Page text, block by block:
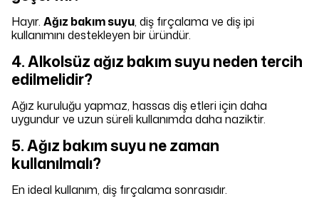
Hayır. Ağız bakım suyu, diş fırçalama ve diş ipi
kullanımını destekleyen bir üründür.
4. Alkolsüz ağız bakım suyu neden tercih
edilmelidir?
Ağız kuruluğu yapmaz, hassas diş etleri için daha
uygundur ve uzun süreli kullanımda daha naziktir.
5. Ağız bakım suyu ne zaman
kullanılmalı?
En ideal kullanım, diş fırçalama sonrasıdır.